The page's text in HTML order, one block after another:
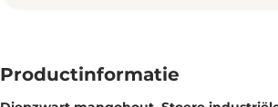
Productinformatie